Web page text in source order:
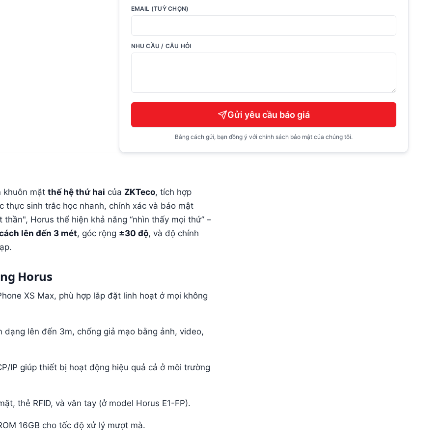
EMAIL (TUỲ CHỌN)
NHU CẦU / CÂU HỎI
Gửi yêu cầu báo giá
Bằng cách gửi, bạn đồng ý với chính sách bảo mật của chúng tôi.
khuôn mặt thế hệ thứ hai của ZKTeco, tích hợp
thực sinh trắc học nhanh, chính xác và bảo mật
Horus thể hiện khả năng “nhìn thấy mọi thứ” –
lên đến 3 mét, góc rộng ±30 độ, và độ chính
Horus
XS Max, phù hợp lắp đặt linh hoạt ở mọi không
dạng lên đến 3m, chống giả mạo bằng ảnh, video,
IP giúp thiết bị hoạt động hiệu quả cả ở môi trường
thẻ RFID, và vân tay (ở model Horus E1-FP).
16GB cho tốc độ xử lý mượt mà.